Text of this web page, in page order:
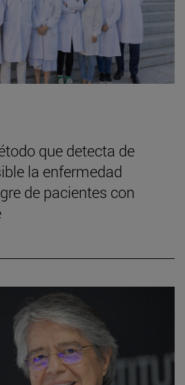
que detecta de
la enfermedad
de pacientes con